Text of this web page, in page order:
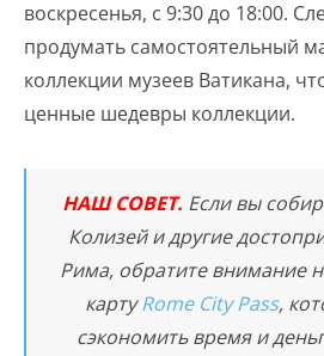
воскресенья, с 9:30 до 18:00.
продумать самостоятельный
коллекции музеев Ватикана,
ценные шедевры коллекции.
НАШ СОВЕТ. Если вы
Колизей и другие
Рима, обратите внимание
картуRome City Pass,
сэкономить время и